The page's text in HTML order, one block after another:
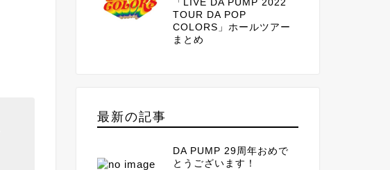
「LIVE DA PUMP 2022
TOUR DA POP
COLORS」ホールツアー
まとめ
最新の記事
DA PUMP 29周年おめで
とうございます！